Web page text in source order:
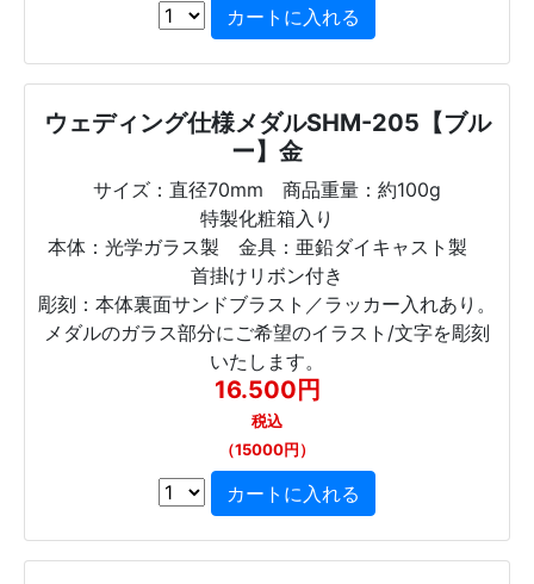
ウェディング仕様メダルSHM-205【ブル
ー】金
サイズ：直径70mm 商品重量：約100g
特製化粧箱入り
本体：光学ガラス製 金具：亜鉛ダイキャスト製
首掛けリボン付き
彫刻：本体裏面サンドブラスト／ラッカー入れあり。
メダルのガラス部分にご希望のイラスト/文字を彫刻
いたします。
16.500円
税込
（15000円）